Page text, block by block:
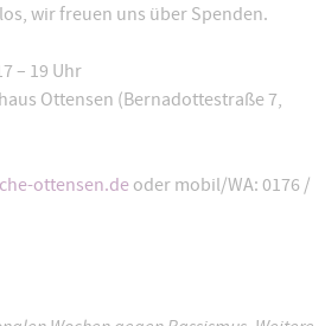
wir freuen uns über Spenden.
– 19 Uhr
Ottensen (Bernadottestraße 7,
ottensen.deoder mobil/WA: 0176 /